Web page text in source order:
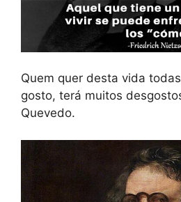
Quem quer desta vida
gosto, terá muitos
Quevedo.